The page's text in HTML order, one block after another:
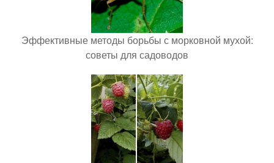
Эффективные методы борьбы с морковной мухой:
советы для садоводов